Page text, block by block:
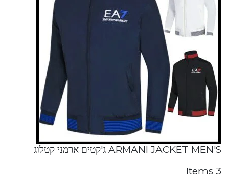
ARMANI JACKET MEN'S ג'קטים ארמני קטלוג
3 Items